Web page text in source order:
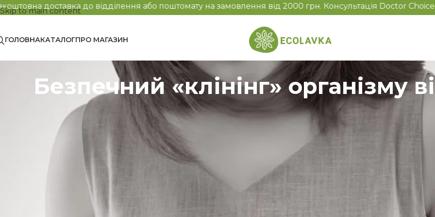
Skip to main content
відділення або поштомату на замовлення від 2000 грн. Консультація Doctor Choice.
ГОЛОВНАКАТАЛОГПРО МАГАЗИН
Безпечний «клінінг» організму
— це шкідливі речовини, які потрапляють в організм з навколишнього середовища або
утворюються в результаті внутрішніх процесів. Вони можуть негативно впливати на наш організм,
спричиняти різні захворювання та погіршувати загальне самопочуття.
Давайте детальніше розглянемо, звідки беруться токсини, як вони впливають на нас і як ефективно від
Як токсини потрапляють в організм?
. Низькоякісні продукти, насичені пестицидами, гербіцидами, консервантами та штучними